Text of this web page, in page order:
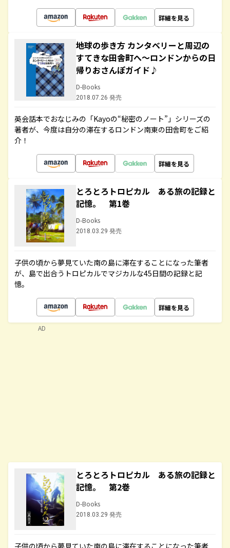
詳細を見る
地球の歩き方 カンタベリーと周辺の
すてきな田舎町へ～ロンドンからの日
帰りおさんぽガイド♪
D-Books
2018.07.26 発売
英会話本でおなじみの「Kayoの“秘密のノート”」シリーズの
著者が、今度は自分の滞在するロンドン南東の田舎町をご紹
介！
詳細を見る
とろとろトロピカル ある旅の記録と
記憶。 第1巻
D-Books
2018.03.29 発売
子供の頃から夢見ていた南の島に滞在することになった筆者
が、島で出合うトロピカルでマジカルな45日間の記録と記
憶。
詳細を見る
とろとろトロピカル ある旅の記録と
記憶。 第2巻
D-Books
2018.03.29 発売
子供の頃から夢見ていた南の島に滞在することになった筆者
AD